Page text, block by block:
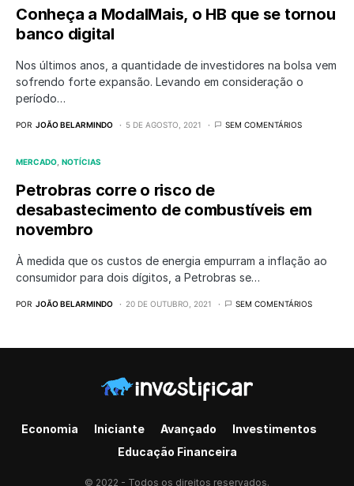
Conheça a ModalMais, o HB que se tornou
banco digital
Nos últimos anos, a quantidade de investidores na bolsa vem
sofrendo forte expansão. Levando em consideração o
período…
POR JOÃO BELARMINDO 5 DE AGOSTO, 2021 SEM COMENTÁRIOS
MERCADO NOTÍCIAS
Petrobras corre o risco de
desabastecimento de combustíveis em
novembro
À medida que os custos de energia empurram a inflação ao
consumidor para dois dígitos, a Petrobras se…
POR JOÃO BELARMINDO 20 DE OUTUBRO, 2021 SEM COMENTÁRIOS
Economia Iniciante Avançado
Investimentos
Educação Financeira
© 2022 - Todos os direitos reservados.